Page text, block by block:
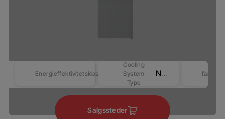
Energieffektivitetsklasse
Cooling
System
Type
No Frost farver
Salgssteder